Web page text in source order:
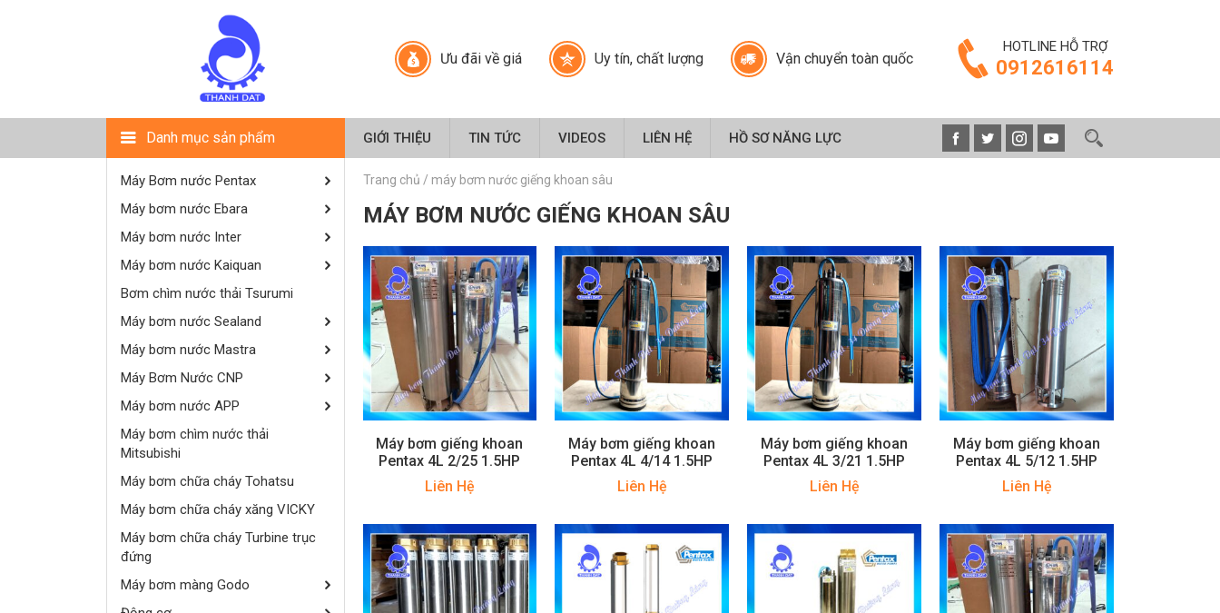
Ưu đãi về giá Uy tín, chất lượng Vận chuyển toàn quốc
HOTLINE HỖ TRỢ
0912616114
Danh mục sản phẩm GIỚI THIỆU TIN TỨC VIDEOS LIÊN HỆ HỒ SƠ NĂNG LỰC
Máy Bơm nước Pentax
Máy bơm nước Ebara
Máy bơm nước Inter
Máy bơm nước Kaiquan
Bơm chìm nước thải Tsurumi
Máy bơm nước Sealand
Máy bơm nước Mastra
Máy Bơm Nước CNP
Máy bơm nước APP
Máy bơm chìm nước thải
Mitsubishi
Máy bơm chữa cháy Tohatsu
Máy bơm chữa cháy xăng VICKY
Máy bơm chữa cháy Turbine trục
đứng
Máy bơm màng Godo
Trang chủ / máy bơm nước giếng khoan sâu
MÁY BƠM NƯỚC GIẾNG KHOAN SÂU
Máy bơm giếng khoan
Pentax 4L 2/25 1.5HP
Liên Hệ
Máy bơm giếng khoan
Pentax 4L 4/14 1.5HP
Liên Hệ
Máy bơm giếng khoan
Pentax 4L 3/21 1.5HP
Liên Hệ
Máy bơm giếng khoan
Pentax 4L 5/12 1.5HP
Liên Hệ